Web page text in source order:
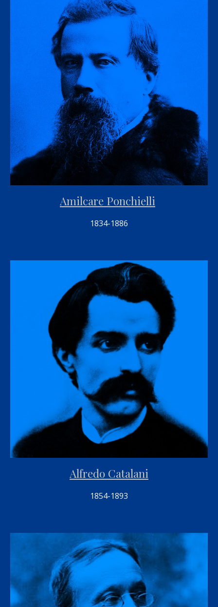
Amilcare Ponchielli
1834-1886
Alfredo Catalani
1854-1893